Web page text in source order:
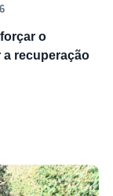
o
a recuperação